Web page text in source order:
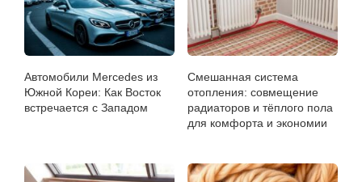
Автомобили Mercedes из
Южной Кореи: Как Восток
встречается с Западом
Смешанная система
отопления: совмещение
радиаторов и тёплого пола
для комфорта и экономии